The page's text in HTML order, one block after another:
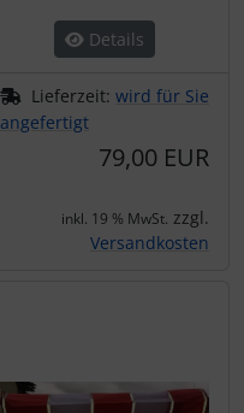
Details
Lieferzeit: wird für Sie
angefertigt
79,00 EUR
inkl. 19 % MwSt. zzgl.
Versandkosten